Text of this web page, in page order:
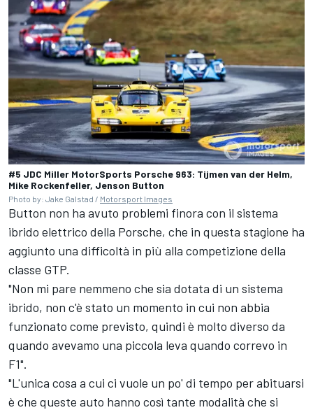
#5 JDC Miller MotorSports Porsche 963: Tijmen van der Helm,
Mike Rockenfeller, Jenson Button
Photo by: Jake Galstad / Motorsport Images
Button non ha avuto problemi finora con il sistema
ibrido elettrico della Porsche, che in questa stagione ha
aggiunto una difficoltà in più alla competizione della
classe GTP.
"Non mi pare nemmeno che sia dotata di un sistema
ibrido, non c'è stato un momento in cui non abbia
funzionato come previsto, quindi è molto diverso da
quando avevamo una piccola leva quando correvo in
F1".
"L'unica cosa a cui ci vuole un po' di tempo per abituarsi
è che queste auto hanno così tante modalità che si